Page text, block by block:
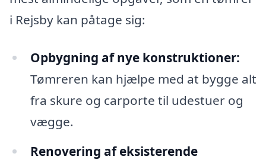
i Rejsby kan påtage sig:
Opbygning af nye konstruktioner:
Tømreren kan hjælpe med at bygge alt
fra skure og carporte til udestuer og
vægge.
Renovering af eksisterende